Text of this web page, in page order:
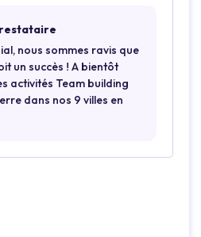
nous sommes ravis que
un succès ! A bientôt
activités Team building
dans nos 9 villes en